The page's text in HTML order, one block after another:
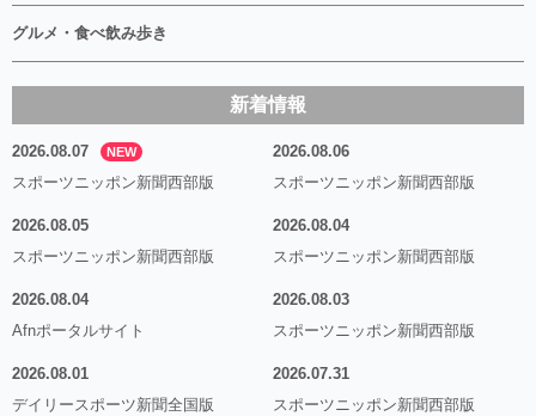
グルメ・食べ飲み歩き
新着情報
2026.08.07 NEW
スポーツニッポン新聞西部版
2026.08.06
スポーツニッポン新聞西部版
2026.08.05
スポーツニッポン新聞西部版
2026.08.04
スポーツニッポン新聞西部版
2026.08.04
Afnポータルサイト
2026.08.03
スポーツニッポン新聞西部版
2026.08.01
デイリースポーツ新聞全国版
2026.07.31
スポーツニッポン新聞西部版